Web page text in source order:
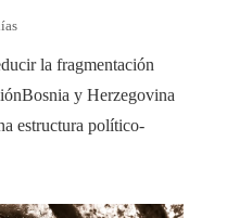
la fragmentación
y Herzegovina
estructura político-